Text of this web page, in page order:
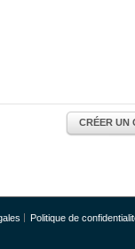
CRÉER UN
Politique de